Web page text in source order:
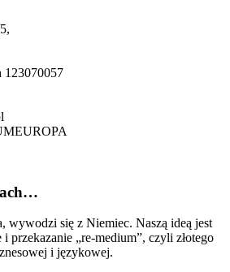
123070057
wywodzi się z Niemiec. Naszą ideą jest
przekazanie „re-medium”, czyli złotego
i językowej.